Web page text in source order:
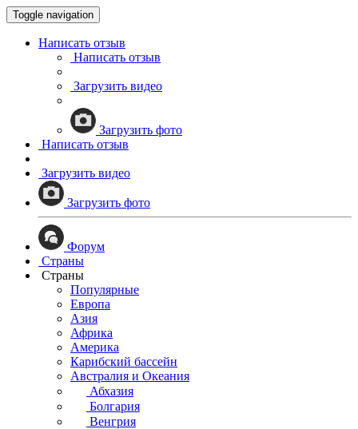
Toggle navigation
Написать отзыв
Написать отзыв
Загрузить видео
Загрузить фото
Написать отзыв
Загрузить видео
Загрузить фото
Форум
Страны
Страны
Популярные
Европа
Азия
Африка
Америка
Карибский бассейн
Австралия и Океания
Абхазия
Болгария
Венгрия